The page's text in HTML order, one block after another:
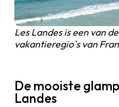
Les Landes is een van
vakantieregio`s van
De mooiste
Landes